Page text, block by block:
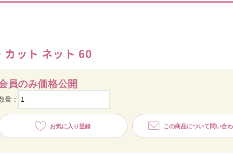
カット ネット 60
員のみ価格公開
量：
お気に入り登録 この商品について問い合